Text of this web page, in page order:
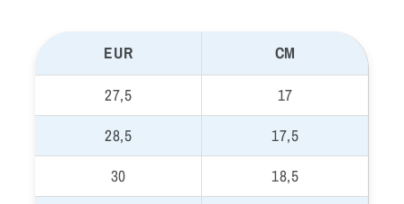
EUR CM
27,5
17
28,5
17,5
30
18,5